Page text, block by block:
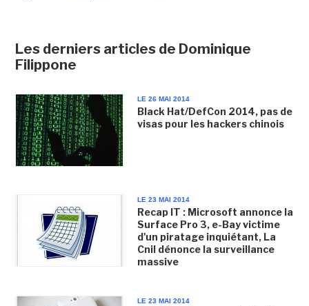
Les derniers articles de Dominique
Filippone
LE 26 MAI 2014
Black Hat/DefCon 2014, pas de
visas pour les hackers chinois
LE 23 MAI 2014
Recap IT : Microsoft annonce la
Surface Pro 3, e-Bay victime
d'un piratage inquiétant, La
Cnil dénonce la surveillance
massive
LE 23 MAI 2014